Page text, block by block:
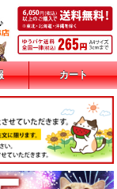
カート